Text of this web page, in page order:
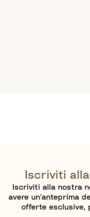
Iscriviti
Iscriviti alla nostra
avere un'anteprima
offerte esclusive,